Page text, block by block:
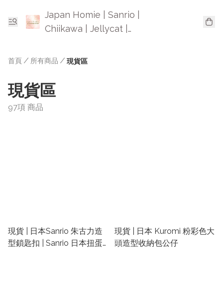
Japan Homie | Sanrio |
Chiikawa | Jellycat |
首頁 / 所有商品 / 現貨區
現貨區
97項 商品
現貨 | 日本Sanrio 朱古力造
型鎖匙扣 | Sanrio 日本扭蛋
現貨 | 日本 Kuromi 粉彩色大
頭造型收納包公仔